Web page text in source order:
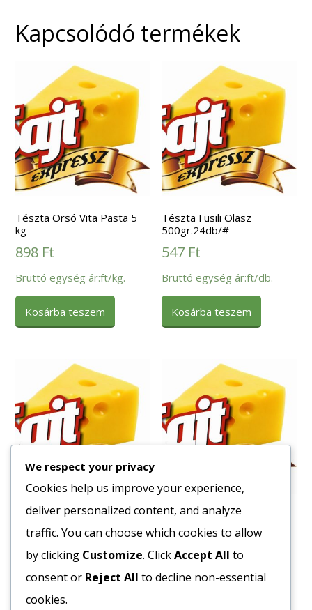
Kapcsolódó termékek
Tészta Orsó Vita Pasta 5
kg
898 Ft
Bruttó egység ár:ft/kg.
Kosárba teszem
Tészta Fusili Olasz
500gr.24db/#
547 Ft
Bruttó egység ár:ft/db.
Kosárba teszem
Tészta Kiskagyló 4 toj. 6 kg
1553Ft
Bruttó egység ár:ft/kg.
Kosárba teszem
Tészta Fodros Kocka 4
tojásos 5 kg
1416Ft
Bruttó egység ár:ft/kg.
We respect your privacy
Cookies help us improve your experience,
deliver personalized content, and analyze
traffic. You can choose which cookies to allow
by clicking Customize. ClickAccept All to
consent or Reject All to decline non-essential
cookies.